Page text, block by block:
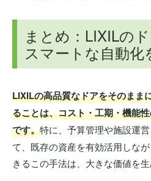
まとめ：LIXILの
スマートな自動化
LIXILの高品質なドアをそのまま
ることは、コスト・工期・機能
です。特に、予算管理や施設運
て、既存の資産を有効活用しな
きるこの手法は、大きな価値を生